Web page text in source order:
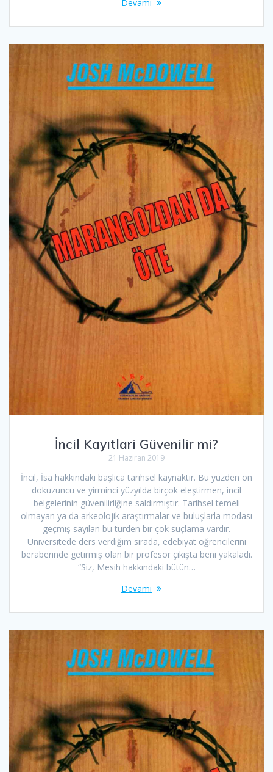
Devamı
İncil Kayıtlari Güvenilir mi?
21 Haziran 2019
İncil, İsa hakkındaki başlıca tarihsel kaynaktır. Bu yüzden on
dokuzuncu ve yirminci yüzyılda birçok eleştirmen, incil
belgelerinin güvenilirliğine saldırmıştır. Tarihsel temeli
olmayan ya da arkeolojik araştırmalar ve buluşlarla modası
geçmiş sayılan bu türden bir çok suçlama vardır.
Üniversitede ders verdiğim sırada, edebiyat öğrencilerini
beraberinde getirmiş olan bir profesör çıkışta beni yakaladı.
“Siz, Mesih hakkındaki bütün…
Devamı